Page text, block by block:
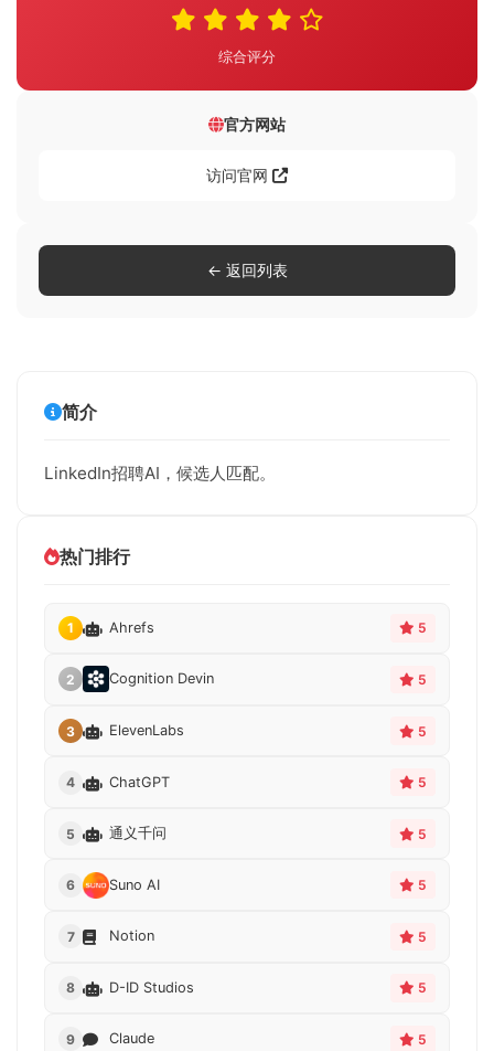
简介
LinkedIn招聘AI，候选人匹配。
热门排行
1 Ahrefs 5
2 Cognition Devin 5
3 ElevenLabs 5
4 ChatGPT 5
5 通义千问 5
6 Suno AI 5
7 Notion 5
8 D-ID Studios 5
9 Claude 5
综合评分
官方网站
访问官网
← 返回列表